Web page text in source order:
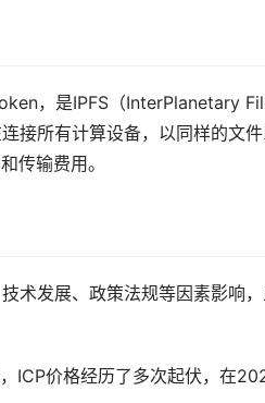
，是IPFS（InterPlanetary
接所有计算设备，以同样的文
传输费用。
术发展、政策法规等因素影响
ICP价格经历了多次起伏，在